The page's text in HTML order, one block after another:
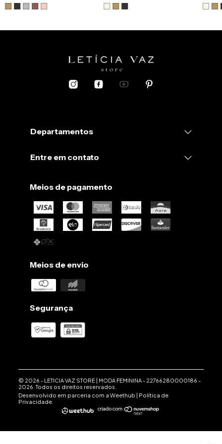
Departamentos
Entre em contato
Meios de pagamento
Meios de envio
Segurança
© 2026 - LETICIA VAZ STORE | MODA FEMININA- 22766280000186 -
2026. Todos os direitos reservados.
Desenvolvido em parceria com aWeethub | Política de
Privacidade